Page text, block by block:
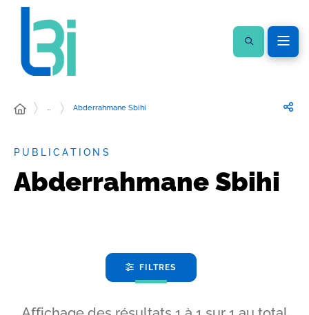
… Abderrahmane Sbihi
PUBLICATIONS
Abderrahmane Sbihi
FILTRES